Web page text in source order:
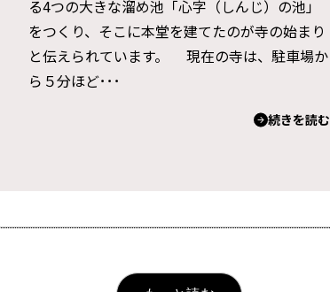
る4つの大きな溜め池「心字（しんじ）の池」
をつくり、そこに本堂を建てたのが寺の始まり
と伝えられています。 現在の寺は、駐車場か
ら５分ほど･･･
続きを読む